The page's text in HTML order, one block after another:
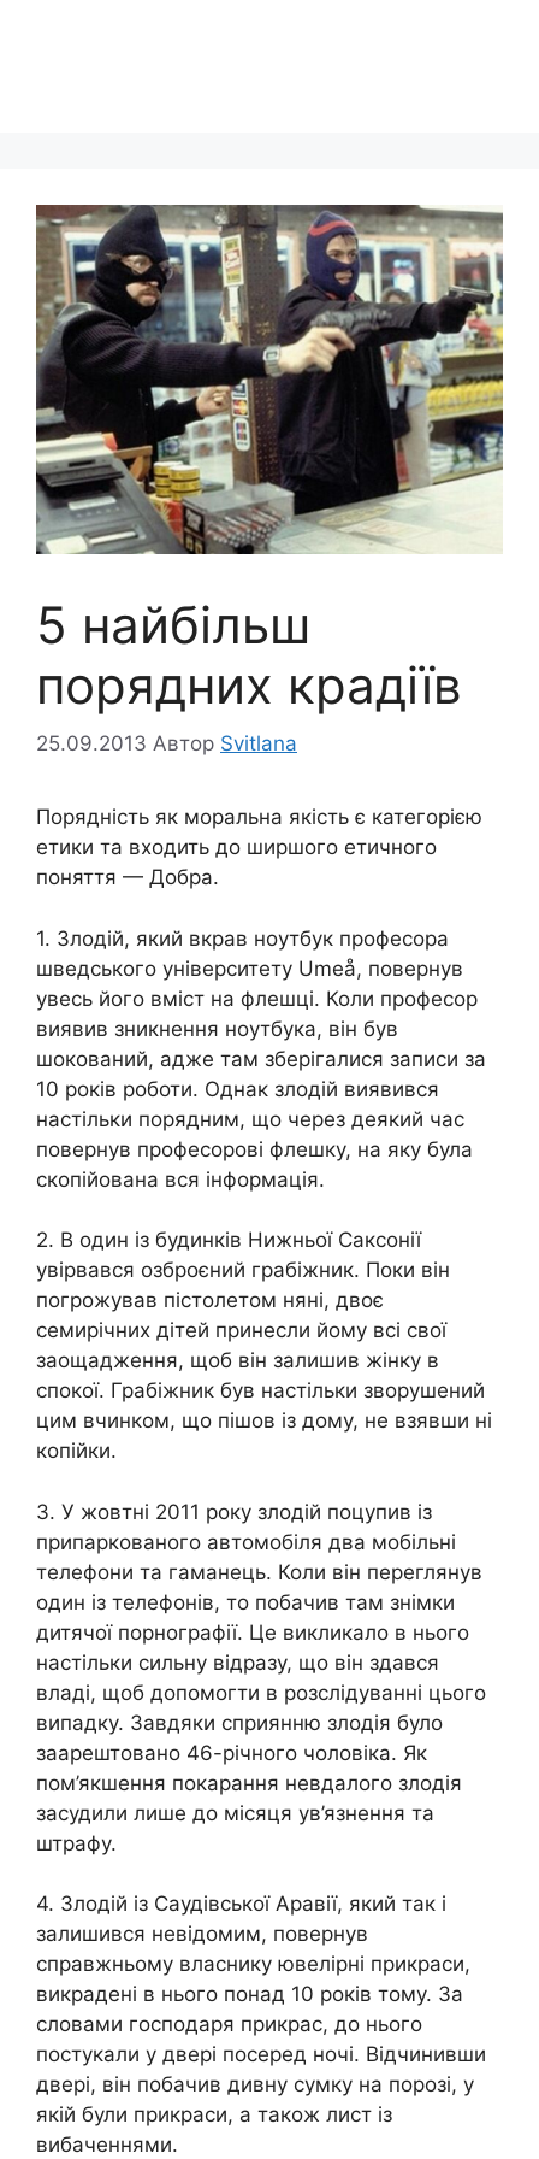
5 найбільш
порядних крадіїв
25.09.2013 Автор Svitlana
Порядність як моральна якість є категорією
етики та входить до ширшого етичного
поняття — Добра.
1. Злодій, який вкрав ноутбук професора
шведського університету Umeå, повернув
увесь його вміст на флешці. Коли професор
виявив зникнення ноутбука, він був
шокований, адже там зберігалися записи за
10 років роботи. Однак злодій виявився
настільки порядним, що через деякий час
повернув професорові флешку, на яку була
скопійована вся інформація.
2. В один із будинків Нижньої Саксонії
увірвався озброєний грабіжник. Поки він
погрожував пістолетом няні, двоє
семирічних дітей принесли йому всі свої
заощадження, щоб він залишив жінку в
спокої. Грабіжник був настільки зворушений
цим вчинком, що пішов із дому, не взявши ні
копійки.
3. У жовтні 2011 року злодій поцупив із
припаркованого автомобіля два мобільні
телефони та гаманець. Коли він переглянув
один із телефонів, то побачив там знімки
дитячої порнографії. Це викликало в нього
настільки сильну відразу, що він здався
владі, щоб допомогти в розслідуванні цього
випадку. Завдяки сприянню злодія було
заарештовано 46-річного чоловіка. Як
пом’якшення покарання невдалого злодія
засудили лише до місяця ув’язнення та
штрафу.
4. Злодій із Саудівської Аравії, який так і
залишився невідомим, повернув
справжньому власнику ювелірні прикраси,
викрадені в нього понад 10 років тому. За
словами господаря прикрас, до нього
постукали у двері посеред ночі. Відчинивши
двері, він побачив дивну сумку на порозі, у
якій були прикраси, а також лист із
вибаченнями.